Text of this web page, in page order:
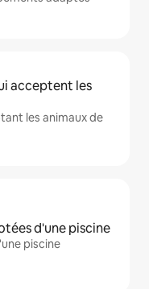
acceptent les
les animaux de
d'une piscine
piscine